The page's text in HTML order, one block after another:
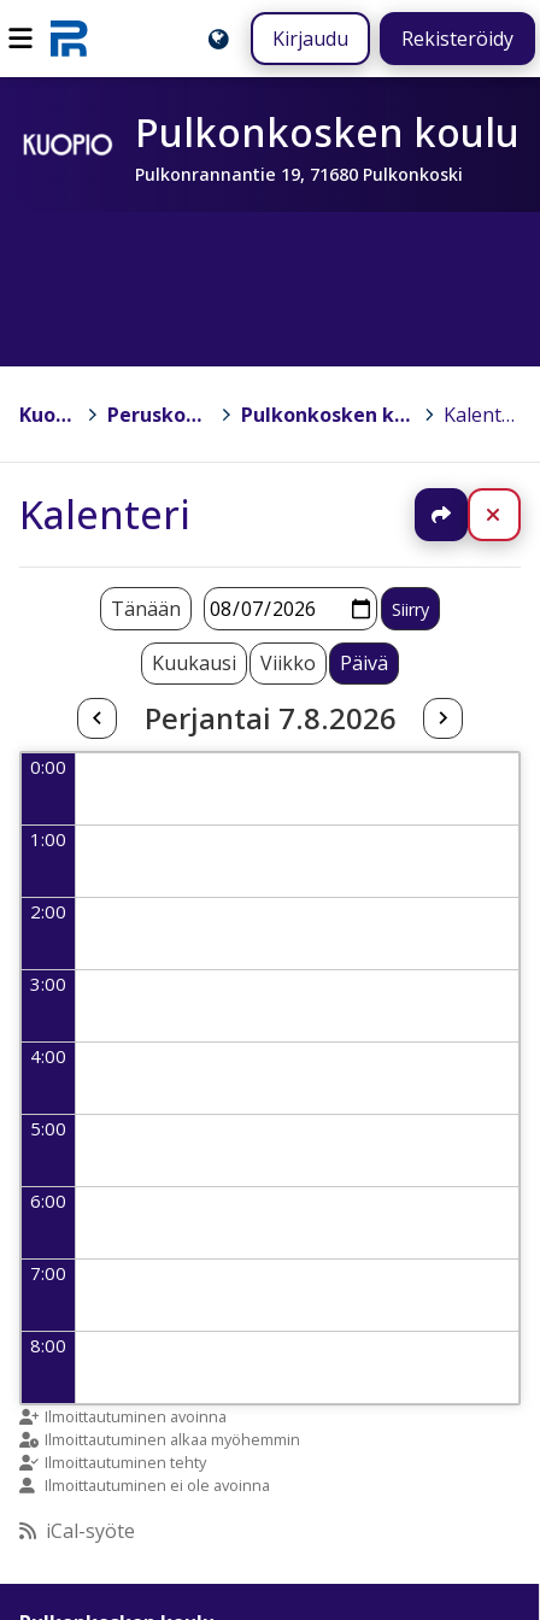
Kirjaudu Rekisteröidy
Pulkonkosken koulu
Pulkonrannantie 19, 71680 Pulkonkoski
Kuopio > Peruskoulut > Pulkonkosken koulu > Kalenteri
Kalenteri Jaa
Kuukausi Viikko Päivä
Perjantai 7.8.2026
Tänään
0:00
1:00
2:00
3:00
4:00
5:00
6:00
7:00
8:00
9:00
10:00
Ilmoittautuminen avoinna
Ilmoittautuminen alkaa myöhemmin
Ilmoittautuminen tehty
Ilmoittautuminen ei ole avoinna
iCal-syöte